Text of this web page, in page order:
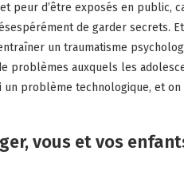
peur d’être exposés en public,
de garder secrets.
un traumatisme
problèmes auxquels les
un problème technologique, et on
vous et vos